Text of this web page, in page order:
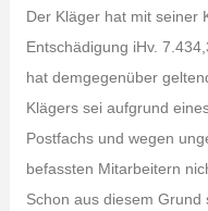
Der Kläger hat mit seiner
Entschädigung iHv.
hat demgegenüber
Klägers sei aufgrund
Postfachs und wegen
befassten Mitarbeitern
Schon aus diesem